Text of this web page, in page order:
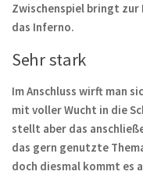
Zwischenspiel bringt zur
das Inferno.
Sehr stark
Im Anschluss wirft man
mit voller Wucht in die
stellt aber das
das gern genutzte
doch diesmal kommt es